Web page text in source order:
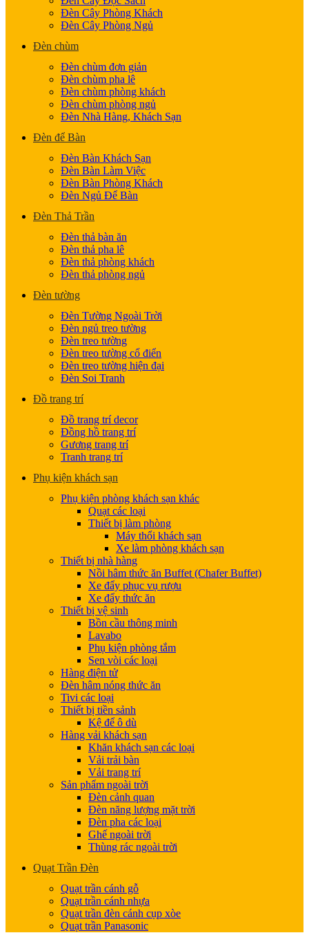
Đèn Cây Phòng Khách
Đèn Cây Phòng Ngủ
Đèn chùm
Đèn chùm đơn giản
Đèn chùm pha lê
Đèn chùm phòng khách
Đèn chùm phòng ngủ
Đèn Nhà Hàng, Khách Sạn
Đèn để Bàn
Đèn Bàn Khách Sạn
Đèn Bàn Làm Việc
Đèn Bàn Phòng Khách
Đèn Ngủ Để Bàn
Đèn Thả Trần
Đèn thả bàn ăn
Đèn thả pha lê
Đèn thả phòng khách
Đèn thả phòng ngủ
Đèn tường
Đèn Tường Ngoài Trời
Đèn ngủ treo tường
Đèn treo tường
Đèn treo tường cổ điển
Đèn treo tường hiện đại
Đèn Soi Tranh
Đồ trang trí
Đồ trang trí decor
Đồng hồ trang trí
Gương trang trí
Tranh trang trí
Phụ kiện khách sạn
Phụ kiện phòng khách sạn khác
Quạt các loại
Thiết bị làm phòng
Máy thổi khách sạn
Xe làm phòng khách sạn
Thiết bị nhà hàng
Nồi hâm thức ăn Buffet (Chafer Buffet)
Xe đẩy phục vụ rượu
Xe đẩy thức ăn
Thiết bị vệ sinh
Bồn cầu thông minh
Lavabo
Phụ kiện phòng tắm
Sen vòi các loại
Hàng điện tử
Đèn hâm nóng thức ăn
Tivi các loại
Thiết bị tiền sảnh
Kệ để ô dù
Hàng vải khách sạn
Khăn khách sạn các loại
Vải trải bàn
Vải trang trí
Sản phẩm ngoài trời
Đèn cảnh quan
Đèn năng lượng mặt trời
Đèn pha các loại
Ghế ngoài trời
Thùng rác ngoài trời
Quạt Trần Đèn
Quạt trần cánh gỗ
Quạt trần cánh nhựa
Quạt trần đèn cánh cụp xòe
Quạt trần Panasonic